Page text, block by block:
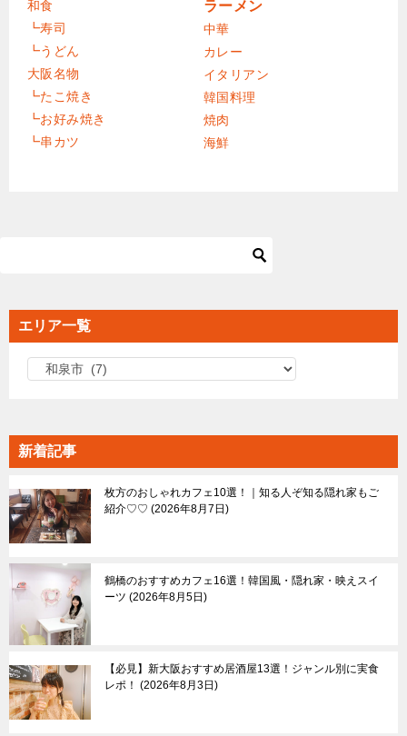
和食
┗寿司
┗うどん
大阪名物
┗たこ焼き
┗お好み焼き
┗串カツ
ラーメン
中華
カレー
イタリアン
韓国料理
焼肉
海鮮
エリア一覧
一
覧
新着記事
枚方のおしゃれカフェ10選！｜知る人ぞ知る隠れ家もご
紹介♡♡ 2026年8月7日
鶴橋のおすすめカフェ16選！韓国風・隠れ家・映えスイ
ーツ 2026年8月5日
【必見】新大阪おすすめ居酒屋13選！ジャンル別に実食
レポ！
2026年8月3日